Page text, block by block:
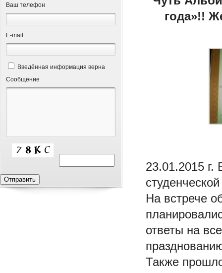
Ваш телефон
Е-mail
Введённая информация верна
Сообщение
года»!!
23.01.2015 г.
На встрече
ответы на
Также